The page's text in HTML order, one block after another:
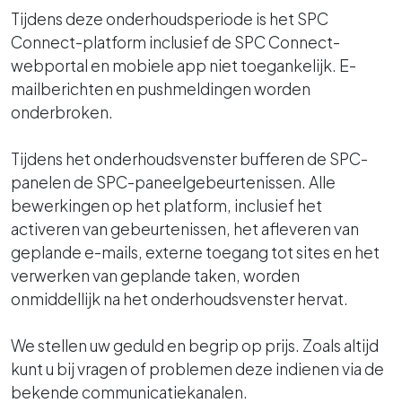
Tijdens deze onderhoudsperiode is het SPC
Connect-platform inclusief de SPC Connect-
webportal en mobiele app niet toegankelijk. E-
mailberichten en pushmeldingen worden
onderbroken.
Tijdens het onderhoudsvenster bufferen de SPC-
panelen de SPC-paneelgebeurtenissen. Alle
bewerkingen op het platform, inclusief het
activeren van gebeurtenissen, het afleveren van
geplande e-mails, externe toegang tot sites en het
verwerken van geplande taken, worden
onmiddellijk na het onderhoudsvenster hervat.
We stellen uw geduld en begrip op prijs. Zoals altijd
kunt u bij vragen of problemen deze indienen via de
bekende communicatiekanalen.